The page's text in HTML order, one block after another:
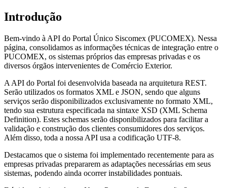
Introdução
Bem-vindo à API do Portal Único Siscomex (PUCOMEX). Nessa
página, consolidamos as informações técnicas de integração entre o
PUCOMEX, os sistemas próprios das empresas privadas e os
diversos órgãos intervenientes de Comércio Exterior.
A API do Portal foi desenvolvida baseada na arquitetura REST.
Serão utilizados os formatos XML e JSON, sendo que alguns
serviços serão disponibilizados exclusivamente no formato XML,
tendo sua estrutura especificada na sintaxe XSD (XML Schema
Definition). Estes schemas serão disponibilizados para facilitar a
validação e construção dos clientes consumidores dos serviços.
Além disso, toda a nossa API usa a codificação UTF-8.
Destacamos que o sistema foi implementado recentemente para as
empresas privadas prepararem as adaptações necessárias em seus
sistemas, podendo ainda ocorrer instabilidades pontuais.